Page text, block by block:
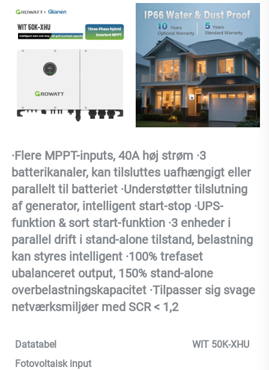
·Flere MPPT-inputs, 40A høj strøm ·3
batterikanaler, kan tilsluttes uafhængigt eller
parallelt til batteriet ·Understøtter tilslutning
af generator, intelligent start-stop ·UPS-
funktion & sort start-funktion ·3 enheder i
parallel drift i stand-alone tilstand, belastning
kan styres intelligent ·100% trefaset
ubalanceret output, 150% stand-alone
overbelastningskapacitet ·Tilpasser sig svage
netværksmiljøer med SCR < 1,2
Datatabel
WIT 50K-XHU
Fotovoltaisk input